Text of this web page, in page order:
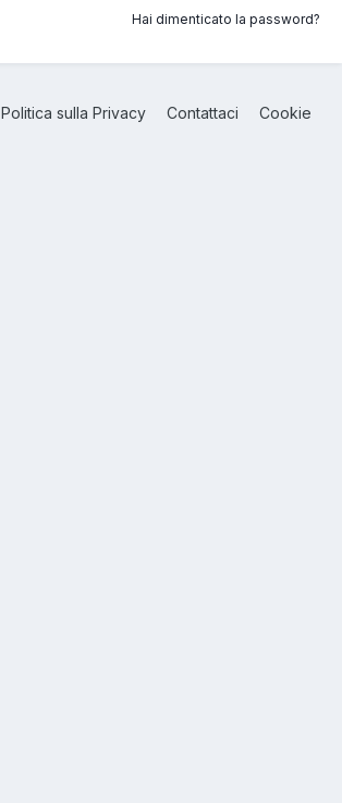
Hai dimenticato la password?
Politica sulla Privacy Contattaci Cookie